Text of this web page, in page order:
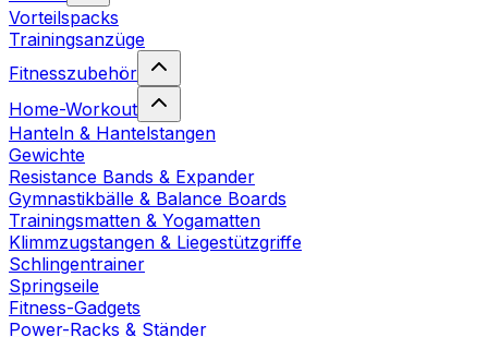
Vorteilspacks
Trainingsanzüge
Fitnesszubehör
Home-Workout
Hanteln & Hantelstangen
Gewichte
Resistance Bands & Expander
Gymnastikbälle & Balance Boards
Trainingsmatten & Yogamatten
Klimmzugstangen & Liegestützgriffe
Schlingentrainer
Springseile
Fitness-Gadgets
Power-Racks & Ständer